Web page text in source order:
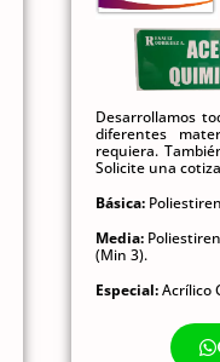
Desarrollamos
diferentes
requiera.
Solicite una
Básica:
Media:
(Min 3).
Especial:Acrílico